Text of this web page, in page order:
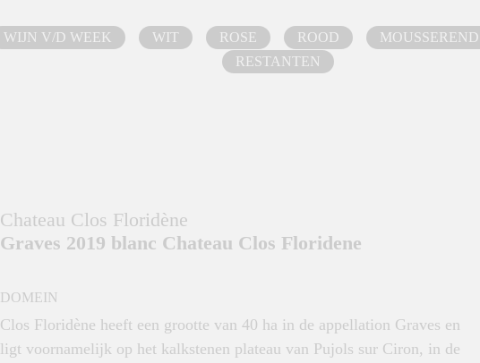
WIJN V/D WEEK WIT ROSE ROOD MOUSSEREND
RESTANTEN
Chateau Clos Floridène
Graves 2019 blanc Chateau Clos Floridene
DOMEIN
Clos Floridène heeft een grootte van 40 ha in de appellation Graves en
ligt voornamelijk op het kalkstenen plateau van Pujols sur Ciron, in de